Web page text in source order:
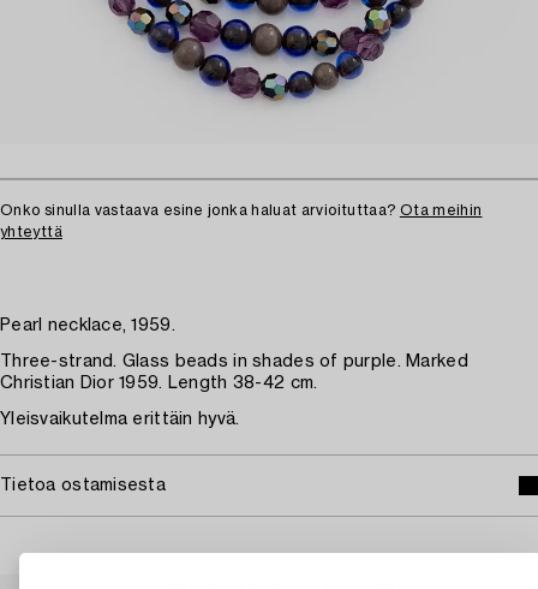
Onko sinulla vastaava esine jonka haluat arvioituttaa? Ota meihin
yhteyttä
Pearl necklace, 1959.
Three-strand. Glass beads in shades of purple. Marked
Christian Dior 1959. Length 38-42 cm.
Yleisvaikutelma erittäin hyvä.
Tietoa ostamisesta